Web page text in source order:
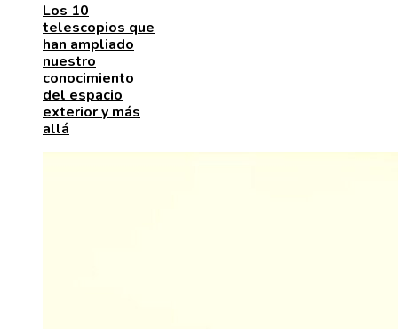
Los 10
telescopios que
han ampliado
nuestro
conocimiento
del espacio
exterior y más
allá